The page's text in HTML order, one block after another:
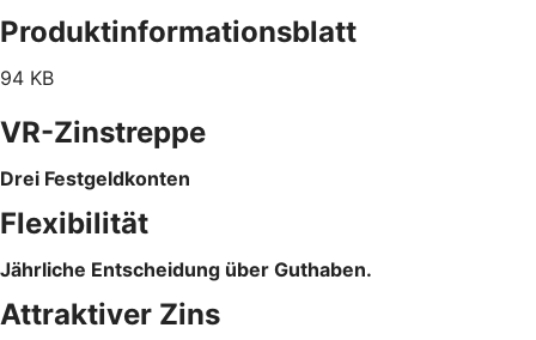
Produktinformationsblatt
94 KB
VR-Zinstreppe
Drei Festgeldkonten
Flexibilität
Jährliche Entscheidung über Guthaben.
Attraktiver Zins